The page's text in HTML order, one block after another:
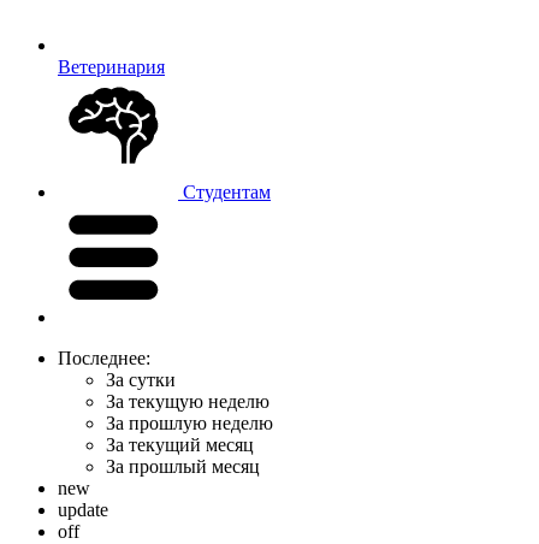
Ветеринария
Студентам
Последнее:
За сутки
За текущую неделю
За прошлую неделю
За текущий месяц
За прошлый месяц
new
update
off